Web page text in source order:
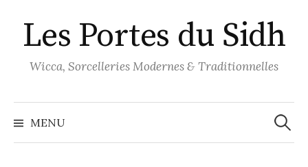
au
contenu
Les Portes du Sidh
Wicca, Sorcelleries Modernes & Traditionnelles
MENU